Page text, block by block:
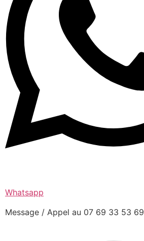
Whatsapp
Message / Appel au 07 69 33 53 69